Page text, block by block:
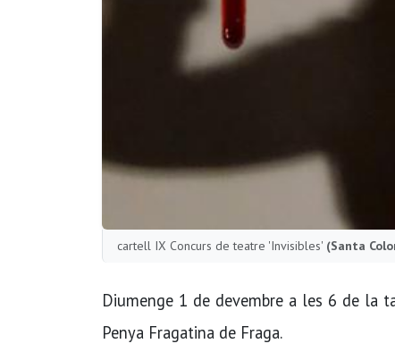
cartell IX Concurs de teatre 'Invisibles' (Santa
Diumenge 1 de devembre a les 6 de la
Penya Fragatina de Fraga.